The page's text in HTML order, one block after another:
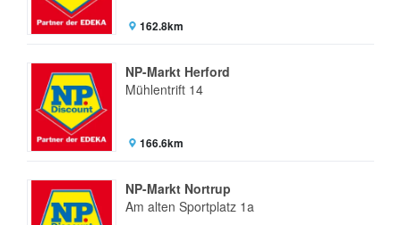
162.8km
NP-Markt Herford
Mühlentrift 14
166.6km
NP-Markt Nortrup
Am alten Sportplatz 1a